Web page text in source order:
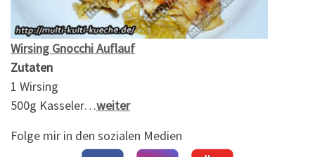
Wirsing Gnocchi Auflauf
Zutaten
1 Wirsing
500g Kasseler…weiter
Folge mir in den sozialen Medien